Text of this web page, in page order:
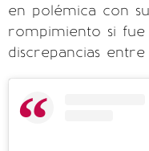
en polémica con
rompimiento si fue
discrepancias entre